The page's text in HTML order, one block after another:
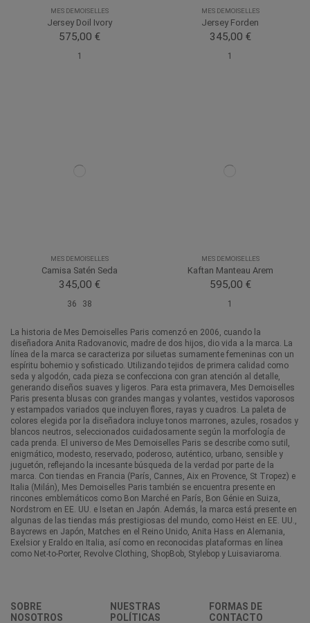
MES DEMOISELLES
Jersey Doil Ivory
575,00 €
1
MES DEMOISELLES
Jersey Forden
345,00 €
1
MES DEMOISELLES
Camisa Satén Seda
345,00 €
36 38
MES DEMOISELLES
Kaftan Manteau Arem
595,00 €
1
La historia de Mes Demoiselles Paris comenzó en 2006, cuando la
diseñadora Anita Radovanovic, madre de dos hijos, dio vida a la marca. La
línea de la marca se caracteriza por siluetas sumamente femeninas con un
espíritu bohemio y sofisticado. Utilizando tejidos de primera calidad como
seda y algodón, cada pieza se confecciona con gran atención al detalle,
generando diseños suaves y ligeros. Para esta primavera, Mes Demoiselles
Paris presenta blusas con grandes mangas y volantes, vestidos vaporosos
y estampados variados que incluyen flores, rayas y cuadros. La paleta de
colores elegida por la diseñadora incluye tonos marrones, azules, rosados y
blancos neutros, seleccionados cuidadosamente según la morfología de
cada prenda. El universo de Mes Demoiselles Paris se describe como sutil,
enigmático, modesto, reservado, poderoso, auténtico, urbano, sensible y
juguetón, reflejando la incesante búsqueda de la verdad por parte de la
marca. Con tiendas en Francia (París, Cannes, Aix en Provence, St Tropez) e
Italia (Milán), Mes Demoiselles Paris también se encuentra presente en
rincones emblemáticos como Bon Marché en París, Bon Génie en Suiza,
Nordstrom en EE. UU. e Isetan en Japón. Además, la marca está presente en
algunas de las tiendas más prestigiosas del mundo, como Heist en EE. UU.,
Baycrews en Japón, Matches en el Reino Unido, Anita Hass en Alemania,
Exelsior y Eraldo en Italia, así como en reconocidas plataformas en línea
como Net-to-Porter, Revolve Clothing, ShopBob, Stylebop y Luisaviaroma.
SOBRE
NOSOTROS
NUESTRAS
POLÍTICAS
FORMAS DE
CONTACTO